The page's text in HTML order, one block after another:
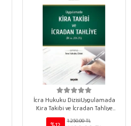
İcra Hukuku DizisiUygulamada
Kira Takibi ve İcradan Tahliye
&#40;İİK m. 269–276&#41;
1.250,00 TL